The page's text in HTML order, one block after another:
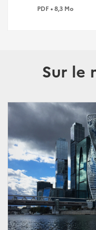
PDF • 8,3 Mo
Sur le